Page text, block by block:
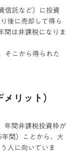
信託など）に投資
後に売却して得ら
間は非課税になりま
そこから得られた
リット）
年間非課税投資枠が
間）ことから、大
人に向いていま